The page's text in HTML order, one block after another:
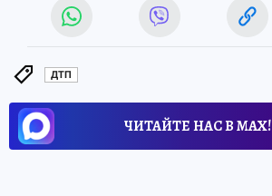
ДТП
ЧИТАЙТЕ НАС В МАХ!